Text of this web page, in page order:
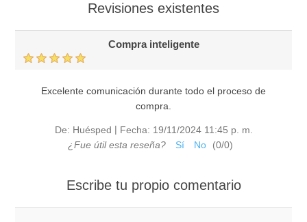
Revisiones existentes
Compra inteligente
Excelente comunicación durante todo el proceso de
compra.
De: Huésped | Fecha: 19/11/2024 11:45 p. m.
¿Fue útil esta reseña?
Sí No (0/0)
Escribe tu propio comentario